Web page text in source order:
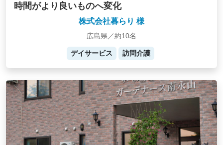
時間がより良いものへ変化
株式会社暮らり 様
広島県／約10名
デイサービス 訪問介護